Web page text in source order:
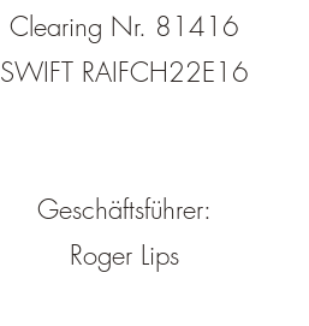
Clearing Nr. 81416
SWIFT RAIFCH22E16
Geschäftsführer:
Roger Lips